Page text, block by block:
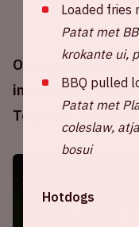
Op donderdag 4
in de Johan Cruijff
Together
Loaded fries
Patat met
krokante ui,
BBQ pulled
Patat met
coleslaw,
bosui
Hotdogs